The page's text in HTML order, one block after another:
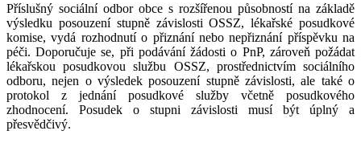
Příslušný sociální odbor obce s rozšířenou působností na základě
výsledku posouzení stupně závislosti OSSZ, lékařské posudkové
komise, vydá rozhodnutí o přiznání nebo nepřiznání příspěvku na
péči. Doporučuje se, při podávání žádosti o PnP, zároveň požádat
lékařskou posudkovou službu OSSZ, prostřednictvím sociálního
odboru, nejen o výsledek posouzení stupně závislosti, ale také o
protokol z jednání posudkové služby včetně posudkového
zhodnocení. Posudek o stupni závislosti musí být úplný a
přesvědčivý.